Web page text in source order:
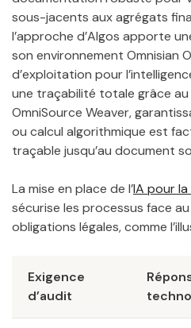
sous-jacents aux agrégats
l’approche d’Algos apporte
son environnement Omnisian
d’exploitation pour
une traçabilité totale grâce au
OmniSource Weaver,
ou calcul algorithmique est
traçable jusqu’au document
La mise en place de l’IA pour
sécurise les processus face
obligations légales, comme
Exigence
d’audit